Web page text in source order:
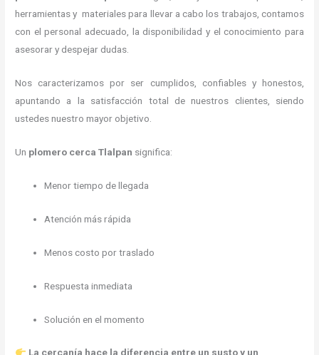
herramientas y materiales para llevar a cabo los trabajos, contamos
con el personal adecuado, la disponibilidad y el conocimiento para
asesorar y despejar dudas.
Nos caracterizamos por ser cumplidos, confiables y honestos,
apuntando a la satisfacción total de nuestros clientes, siendo
ustedes nuestro mayor objetivo.
Un plomero cerca Tlalpan significa:
Menor tiempo de llegada
Atención más rápida
Menos costo por traslado
Respuesta inmediata
Solución en el momento
La cercanía hace la diferencia entre un susto y un